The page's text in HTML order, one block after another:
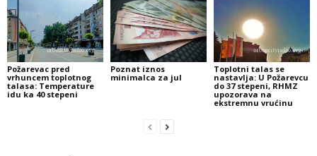
Požarevac pred
vrhuncem toplotnog
talasa: Temperature
idu ka 40 stepeni
Poznat iznos
minimalca za jul
Toplotni talas se
nastavlja: U Požarevcu
do 37 stepeni, RHMZ
upozorava na
ekstremnu vrućinu